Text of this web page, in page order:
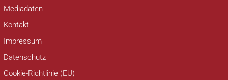
Mediadaten
Kontakt
Impressum
Datenschutz
Cookie-Richtlinie (EU)